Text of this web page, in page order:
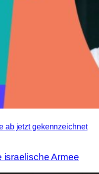
ab jetzt gekennzeichnet
israelische Armee